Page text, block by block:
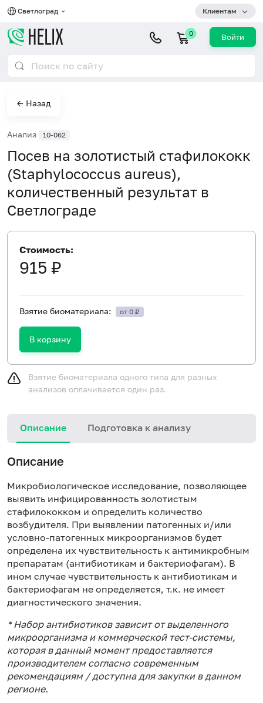
Светлоград Клиентам
0 Войти
← Назад
Анализ 10-062
Посев на золотистый стафилококк
(Staphylococcus aureus),
количественный результат в
Светлограде
Стоимость:
915 ₽
Взятие биоматериала: от 0 ₽
В корзину
Взятие биоматериала одного типа для разных
анализов оплачивается один раз.
Описание Подготовка к анализу
Описание
Микробиологическое исследование, позволяющее
выявить инфицированность золотистым
стафилококком и определить количество
возбудителя. При выявлении патогенных и/или
условно-патогенных микроорганизмов будет
определена их чувствительность к антимикробным
препаратам (антибиотикам и бактериофагам). В
ином случае чувствительность к антибиотикам и
бактериофагам не определяется, т.к. не имеет
диагностического значения.
* Набор антибиотиков зависит от выделенного
микроорганизма и коммерческой тест-системы,
которая в данный момент предоставляется
производителем согласно современным
рекомендациям / доступна для закупки в данном
регионе.